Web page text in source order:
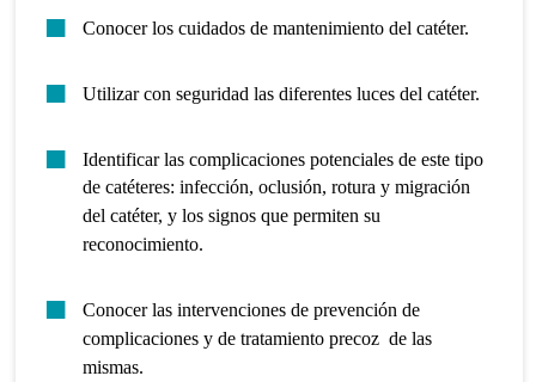
Conocer los cuidados de mantenimiento del catéter.
Utilizar con seguridad las diferentes luces del catéter.
Identificar las complicaciones potenciales de este tipo
de catéteres: infección, oclusión, rotura y migración
del catéter, y los signos que permiten su
reconocimiento.
Conocer las intervenciones de prevención de
complicaciones y de tratamiento precoz de las
mismas.